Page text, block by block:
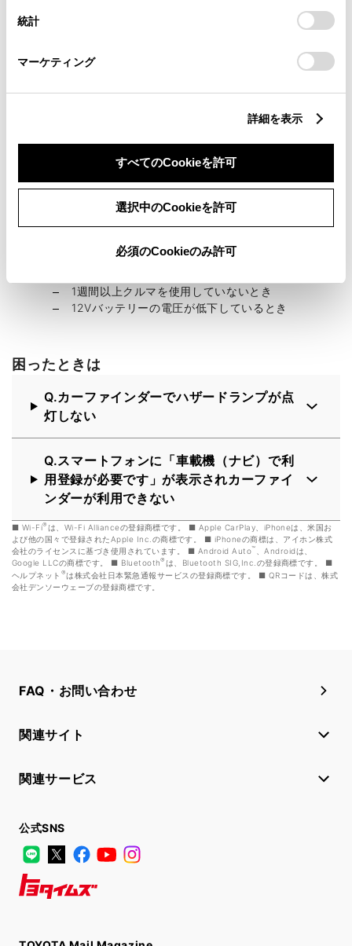
設定の変更、同意を撤回したりするにあたっては、当社の
「Cookie（クッキー）情報の取り扱いについて
」をご覧くだ
統計
マーケティング
詳細を表示
すべてのCookieを許可
選択中のCookieを許可
必須のCookieのみ許可
クルマによっては、事前にディスプレイ（ナビ）か
次のときは、クルマの操作をご利用できません。
エンジンスイッチ／パワースイッチがACCまた
はONのとき
検知したとき
ドア・バックドア・ボンネットが開いている、
または開閉操作があったとき
次のときは、正しく作動しないことがあります。
1週間以上クルマを使用していないとき
12Vバッテリーの電圧が低下しているとき
困ったときは
Q.カーファインダーでハザードランプが点
灯しない
Q.スマートフォンに「車載機（ナビ）で利
用登録が必要です」が表示されカーファイ
ンダーが利用できない
Wi-Fi® は、Wi-Fi Allianceの登録商標です。
Apple CarPlay、iPhoneは、米国お
よび他の国々で登録されたApple Inc.の商標です。
iPhoneの商標は、アイホン株式
会社のライセンスに基づき使用されています。
Android Auto™
、Androidは、
Google LLCの商標です。
Bluetooth® は、Bluetooth SIG,Inc.の登録商標です。
ヘルプネット ®は株式会社日本緊急通報サービスの登録商標です。
QRコードは、株式
会社デンソーウェーブの登録商標です。
FAQ・お問い合わせ
関連サイト
関連サービス
公式SNS
LINE
X FacebookYouTube